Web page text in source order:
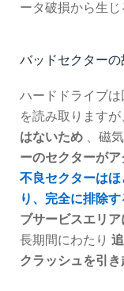
ータ破損から生じ
バッドセクターの
ハードドライブ
を読み取りますが
はないため 、磁
ーのセクターが
不良セクターは
り、完全に排除
ブサービスエリ
長期間にわたり
クラッシュを引